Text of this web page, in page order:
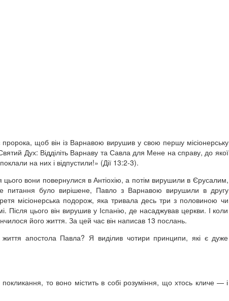
щоб він із Варнавою вирушив у свою першу місіонерську
Дух: Відділіть Варнаву та Савла для Мене на справу, до якої
на них і відпустили!» (Дії 13:2-3).
вони повернулися в Антіохію, а потім вирушили в Єрусалим,
питання було вирішене, Павло з Варнавою вирушили в другу
місіонерська подорож, яка тривала десь три з половиною чи
Після цього він вирушив у Іспанію, де насаджував церкви. І коли
його життя. За цей час він написав 13 послань.
апостола Павла? Я виділив чотири принципи, які є дуже
то воно містить в собі розуміння, що хтось кличе — і